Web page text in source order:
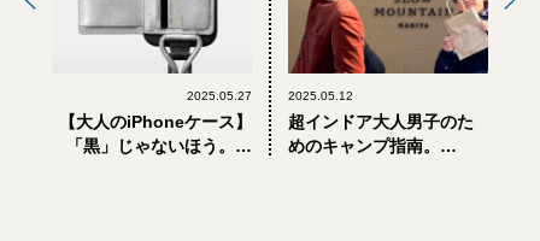
2025.05.27
【大人のiPhoneケース】
「黒」じゃないほう。シ
2025.05.12
超インドア大人男子のた
めのキャンプ指南。